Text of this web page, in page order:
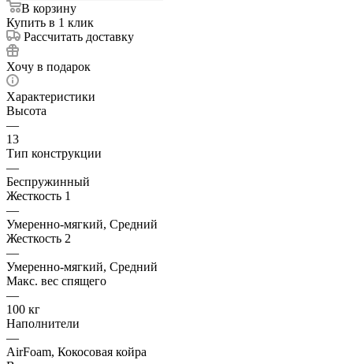
В корзину
Купить в 1 клик
Рассчитать доставку
Хочу в подарок
Характеристики
Высота
—
13
Тип конструкции
—
Беспружинный
Жесткость 1
—
Умеренно-мягкий, Средний
Жесткость 2
—
Умеренно-мягкий, Средний
Макс. вес спящего
—
100 кг
Наполнители
—
AirFoam, Кокосовая койра